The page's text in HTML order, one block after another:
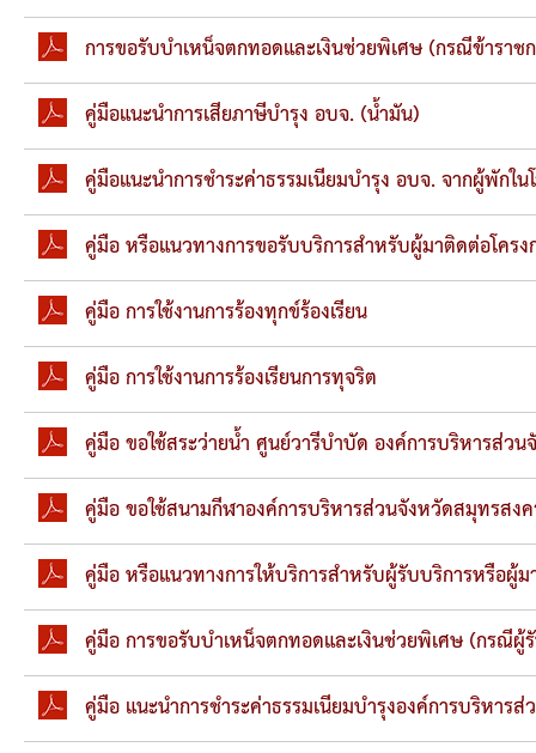
การขอรับบำเหน็จตกทอดและเงินช่วยพิเศษ (กรณีข้ารา
คู่มือแนะนำการเสียภาษีบำรุง อบจ. (น้ำมัน)
คู่มือแนะนำการชำระค่าธรรมเนียมบำรุง อบจ. จากผู้พักใน
คู่มือ หรือแนวทางการขอรับบริการสำหรับผู้มาติดต่อโค
คู่มือ การใช้งานการร้องทุกข์ร้องเรียน
คู่มือ การใช้งานการร้องเรียนการทุจริต
คู่มือ ขอใช้สระว่ายน้ำ ศูนย์วารีบำบัด องค์การบริหารส่ว
คู่มือ ขอใช้สนามกีฬาองค์การบริหารส่วนจังหวัดสมุทรสง
คู่มือ หรือแนวทางการให้บริการสำหรับผู้รับบริการหรือผู้
คู่มือ การขอรับบำเหน็จตกทอดและเงินช่วยพิเศษ (กรณี
คู่มือ แนะนำการชำระค่าธรรมเนียมบำรุงองค์การบริหาร